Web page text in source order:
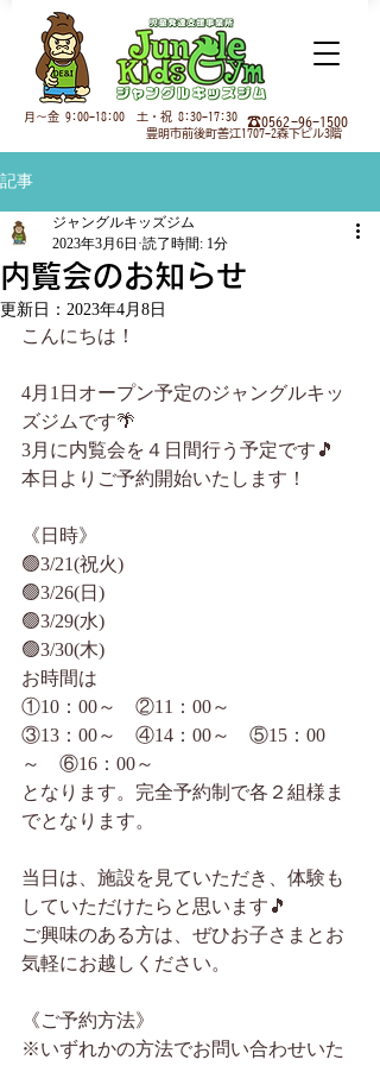
☎0562-96-1500
月 ～金 9:00-18:00 土・祝 8:30-17:30
豊明市前後町善江1707-2森下ビル3階
記事
内覧会のお知らせ
ジャングルキッズジム
2023年3月6日 読了時間: 1分
更新日： 2023年4月8日
こんにちは！
4月1日オープン予定のジャングルキッ
ズジムです🌴
3月に内覧会を４日間行う予定です🎵
本日よりご予約開始いたします！
《日時》
🟢3/21(祝火)
🟢3/26(日)
🟢3/29(水)
🟢3/30(木)
お時間は
①10：00～　②11：00～
③13：00～　④14：00～　⑤15：00
～　⑥16：00～
となります。完全予約制で各２組様ま
でとなります。
当日は、施設を見ていただき、体験も
していただけたらと思います🎵
ご興味のある方は、ぜひお子さまとお
気軽にお越しください。
《ご予約方法》
※いずれかの方法でお問い合わせいた